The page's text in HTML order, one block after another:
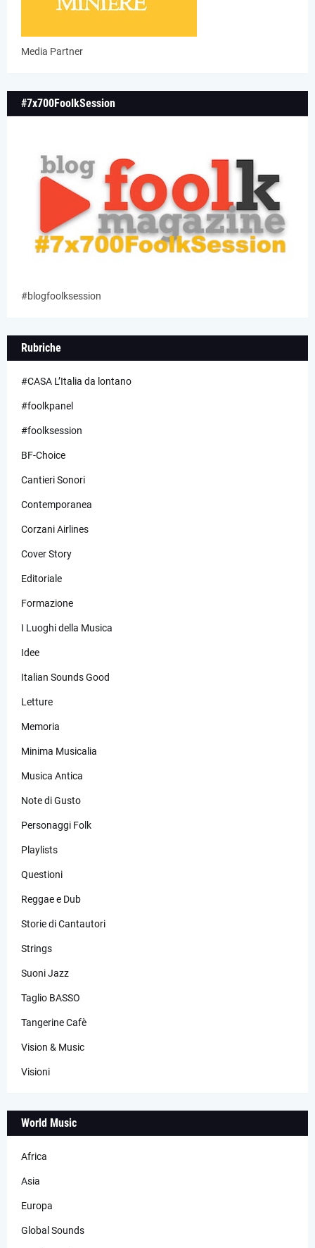
Media Partner
#7x700FoolkSession
#blogfoolksession
Rubriche
#CASA L’Italia da lontano
#foolkpanel
#foolksession
BF-Choice
Cantieri Sonori
Contemporanea
Corzani Airlines
Cover Story
Editoriale
Formazione
I Luoghi della Musica
Idee
Italian Sounds Good
Letture
Memoria
Minima Musicalia
Musica Antica
Note di Gusto
Personaggi Folk
Playlists
Questioni
Reggae e Dub
Storie di Cantautori
Strings
Suoni Jazz
Taglio BASSO
Tangerine Cafè
Vision & Music
Visioni
World Music
Africa
Asia
Europa
Global Sounds